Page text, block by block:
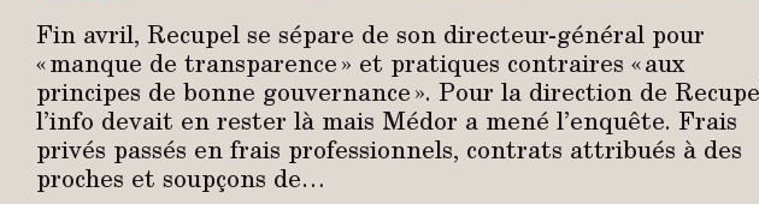
Fin avril, Recupel se sépare de son directeur-général pour
« manque de transparence » et pratiques contraires « aux
principes de bonne gouvernance ». Pour la direction de
l’info devait en rester là mais Médor a mené l’enquête. Frais
privés passés en frais professionnels, contrats attribués à des
proches et soupçons de…